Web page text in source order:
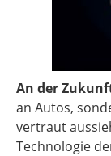
An der
an Autos,
vertraut
Technologie